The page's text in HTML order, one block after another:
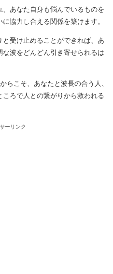
、あなた自身も悩んでいるものを
協力し合える関係を築けます。
受け止めることができれば、あ
波をどんどん引き寄せられるは
らこそ、あなたと波長の合う人、
ろで人との繋がりから救われる
ーリンク